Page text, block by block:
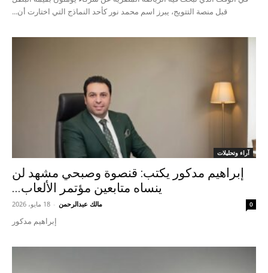
قبل منصة التتويج، يبرز اسم محمد نور كأحد النماذج التي اختارت أن...
آراء وتحليلات
إبراهيم مدكور يكتب: قنصوة وصبحي مشهد لن
ينساه متابعين مؤتمر الألعاب...
مالك عبدالرحمن - 18 مايو، 2026 0
إبراهيم مدكور